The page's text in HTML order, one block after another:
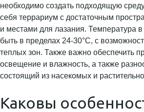
необходимо создать подходящую
себя террариум с достаточным
и местами для лазания. Температура
быть в пределах 24-30°C, с
теплых зон. Также важно обеспечить
освещение и влажность, а также
состоящий из насекомых и
Каковы